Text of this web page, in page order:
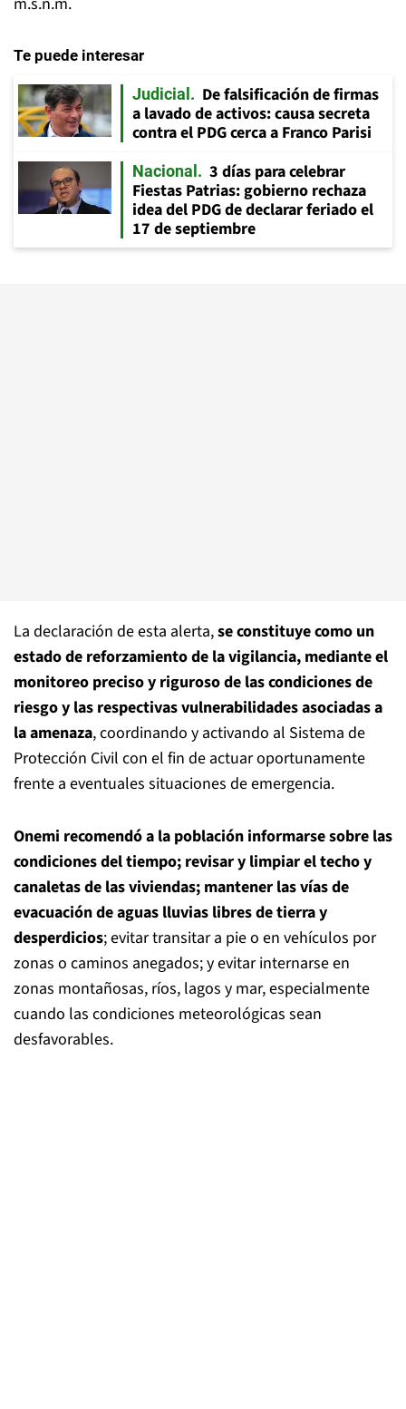
Te puede interesar
Judicial
De falsificación de firmas
a lavado de activos: causa secreta
contra el PDG cerca a Franco Parisi
Nacional
3 días para celebrar
Fiestas Patrias: gobierno rechaza
idea del PDG de declarar feriado el
17 de septiembre
La declaración de esta alerta,se constituye como un
estado de reforzamiento de la vigilancia, mediante el
monitoreo preciso y riguroso de las condiciones de
riesgo y las respectivas vulnerabilidades asociadas a
la amenaza, coordinando y activando al Sistema de
Protección Civil con el fin de actuar oportunamente
frente a eventuales situaciones de emergencia.
Onemi recomendó a la población informarse sobre las
condiciones del tiempo; revisar y limpiar el techo y
canaletas de las viviendas; mantener las vías de
evacuación de aguas lluvias libres de tierra y
desperdicios; evitar transitar a pie o en vehículos por
zonas o caminos anegados; y evitar internarse en
zonas montañosas, ríos, lagos y mar, especialmente
cuando las condiciones meteorológicas sean
desfavorables.